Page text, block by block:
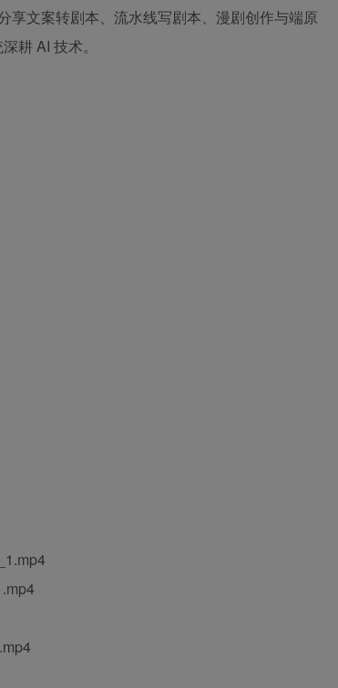
享文案转剧本、流水线写剧本、漫剧创作与端原
耕 AI 技术。